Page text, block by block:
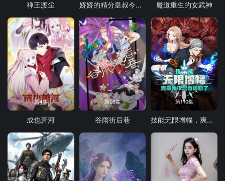
禅王渡尘 娇娇的精分皇叔今天又吃醋了 魔道重生的女武神
第4集
成也萧河
第05集
谷雨街后巷
第110集
技能无限增幅，爽得我不想当辅助了！动态漫画